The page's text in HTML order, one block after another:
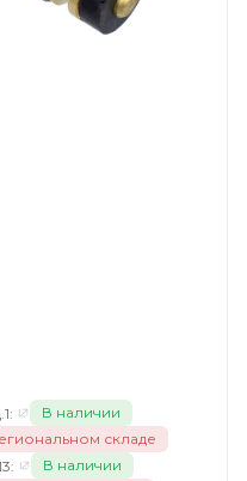
В наличии
складе
В наличии